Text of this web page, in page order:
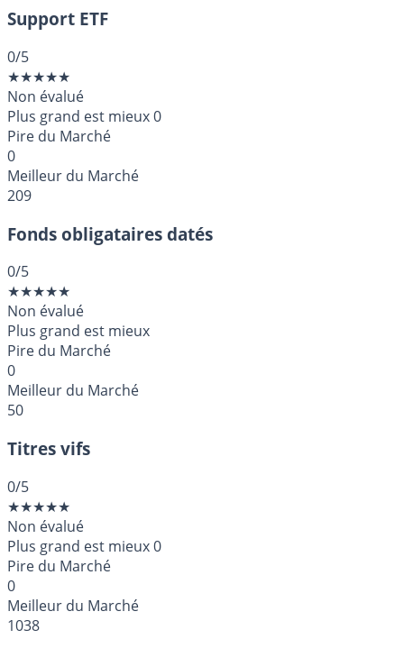
Support ETF
0/5
★★★★★
Non évalué
Plus grand est mieux0
Pire du Marché
0
Meilleur du Marché
209
Fonds obligataires datés
0/5
★★★★★
Non évalué
Plus grand est mieux
Pire du Marché
0
Meilleur du Marché
50
Titres vifs
0/5
★★★★★
Non évalué
Plus grand est mieux0
Pire du Marché
0
Meilleur du Marché
1038